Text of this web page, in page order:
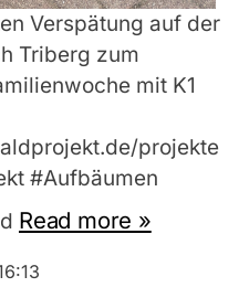
Verspätung auf der
Triberg zum
mit K1
projekte
#Aufbäumen
Read more »